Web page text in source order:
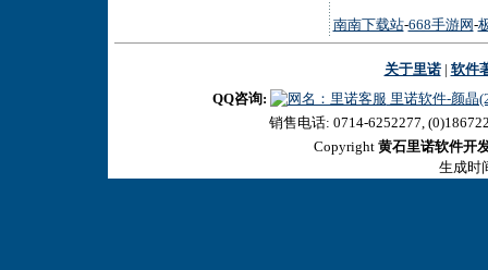
南南下载站-668手游网 -
关于里诺| 软件
QQ咨询:
里诺软件-颜晶
销售电话: 0714-6252277,
Copyright 黄石里诺软件开
生成时